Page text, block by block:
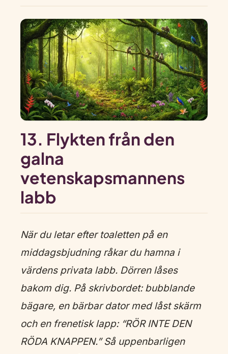
13. Flykten från den
galna
vetenskapsmannens
labb
När du letar efter toaletten på en
middagsbjudning råkar du hamna i
värdens privata labb. Dörren låses
bakom dig. På skrivbordet: bubblande
bägare, en bärbar dator med låst skärm
och en frenetisk lapp: “RÖR INTE DEN
RÖDA KNAPPEN.” Så uppenbarligen